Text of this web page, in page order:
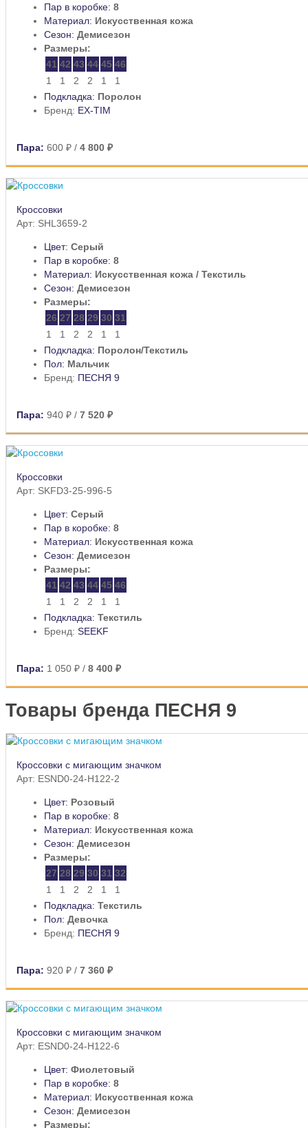
Пар в коробке: 8
Материал: Искусственная кожа
Сезон: Демисезон
Размеры:
41 42 43 44 45 46
1
1 2 2 1
1
Подкладка: Поролон
Бренд: EX-TIM
Пара: 600 ₽ / 4 800 ₽
Кроссовки
Арт: SHL3659-2
Цвет: Серый
Пар в коробке: 8
Материал: Искусственная кожа / Текстиль
Сезон: Демисезон
Размеры:
26 27 28 29 30 31
1
1 2 2 1
1
Подкладка: Поролон/Текстиль
Пол: Мальчик
Бренд: ПЕСНЯ 9
Пара: 940 ₽ / 7 520 ₽
Кроссовки
Арт: SKFD3-25-996-5
Цвет: Серый
Пар в коробке: 8
Материал: Искусственная кожа
Сезон: Демисезон
Размеры:
41 42 43 44 45 46
1
1 2 2 1
1
Подкладка: Текстиль
Бренд: SEEKF
Пара: 1 050 ₽ / 8 400 ₽
Товары бренда ПЕСНЯ 9
Кроссовки с мигающим значком
Арт: ESND0-24-H122-2
Цвет: Розовый
Пар в коробке: 8
Материал: Искусственная кожа
Сезон: Демисезон
Размеры:
27 28 29 30 31 32
1
1 2 2 1
1
Подкладка: Текстиль
Пол: Девочка
Бренд: ПЕСНЯ 9
Пара: 920 ₽ / 7 360 ₽
Кроссовки с мигающим значком
Арт: ESND0-24-H122-6
Цвет: Фиолетовый
Пар в коробке: 8
Материал: Искусственная кожа
Сезон: Демисезон
Размеры: